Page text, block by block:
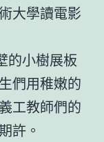
大學讀電影
的小樹展板
們用稚嫩的
工教師們的
許。